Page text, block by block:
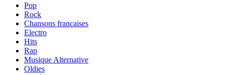
Pop
Rock
Chansons françaises
Electro
Hits
Rap
Musique Alternative
Oldies